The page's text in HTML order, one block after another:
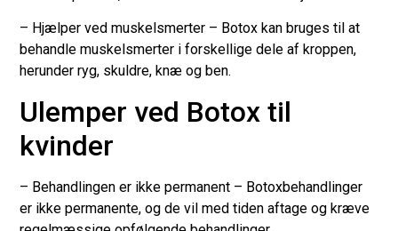
– Hjælper ved muskelsmerter – Botox kan bruges til at
behandle muskelsmerter i forskellige dele af kroppen,
herunder ryg, skuldre, knæ og ben.
Ulemper ved Botox til
kvinder
– Behandlingen er ikke permanent – Botoxbehandlinger
er ikke permanente, og de vil med tiden aftage og kræve